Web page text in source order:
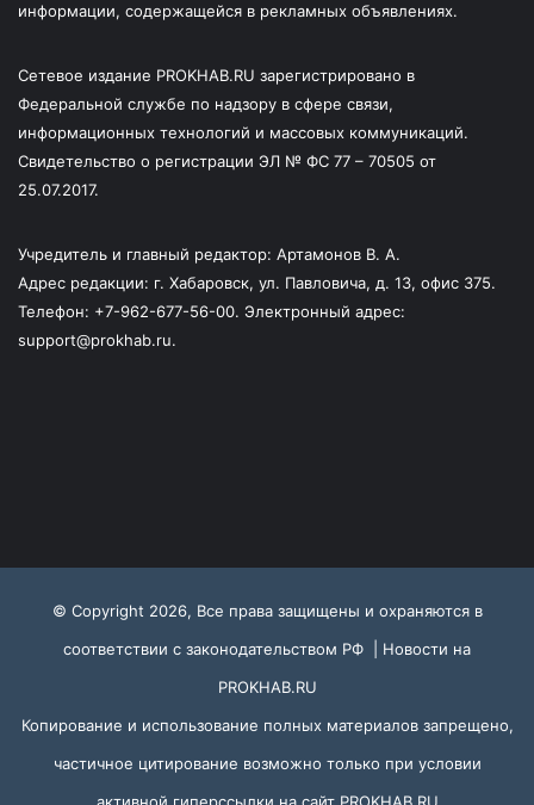
информации, содержащейся в рекламных объявлениях.
Сетевое издание PROKHAB.RU зарегистрировано в
Федеральной службе по надзору в сфере связи,
информационных технологий и массовых коммуникаций.
Свидетельство о регистрации ЭЛ № ФС 77 – 70505 от
25.07.2017.
Учредитель и главный редактор: Артамонов В. А.
Адрес редакции: г. Хабаровск, ул. Павловича, д. 13, офис 375.
Телефон: +7-962-677-56-00. Электронный адрес:
support@prokhab.ru.
© Copyright 2026, Все права защищены и охраняются в
соответствии с законодательством РФ | Новости на
PROKHAB.RU
Копирование и использование полных материалов запрещено,
частичное цитирование возможно только при условии